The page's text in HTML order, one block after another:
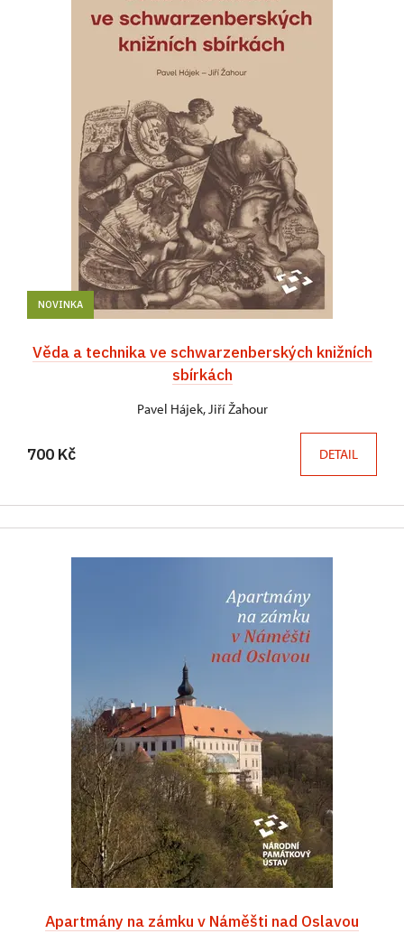
NOVINKA
Věda a technika ve schwarzenberských knižních
sbírkách
Pavel Hájek, Jiří Žahour
700 Kč DETAIL
Apartmány na zámku v Náměšti nad Oslavou